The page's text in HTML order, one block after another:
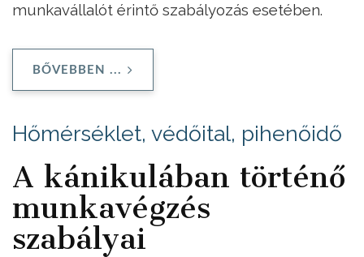
munkavállalót érintő szabályozás esetében.
BŐVEBBEN ...
Hőmérséklet, védőital, pihenőidő
A kánikulában történő
munkavégzés
szabályai